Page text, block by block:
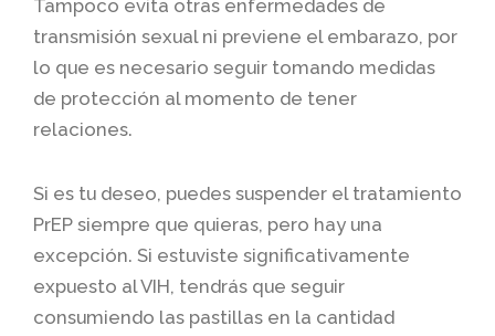
Tampoco evita otras enfermedades de
transmisión sexual ni previene el embarazo, por
lo que es necesario seguir tomando medidas
de protección al momento de tener
relaciones.
Si es tu deseo, puedes suspender el tratamiento
PrEP siempre que quieras, pero hay una
excepción. Si estuviste significativamente
expuesto al VIH, tendrás que seguir
consumiendo las pastillas en la cantidad